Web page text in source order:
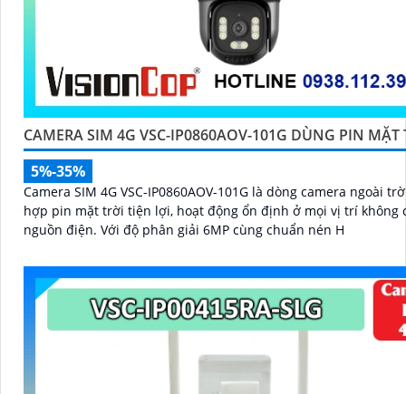
CAMERA SIM 4G VSC-IP0860AOV-101G DÙNG PIN MẶT
5%-35%
Camera SIM 4G VSC-IP0860AOV-101G là dòng camera ngoài
hợp pin mặt trời tiện lợi, hoạt động ổn định ở mọi vị trí không
nguồn điện. Với độ phân giải 6MP cùng chuẩn nén H